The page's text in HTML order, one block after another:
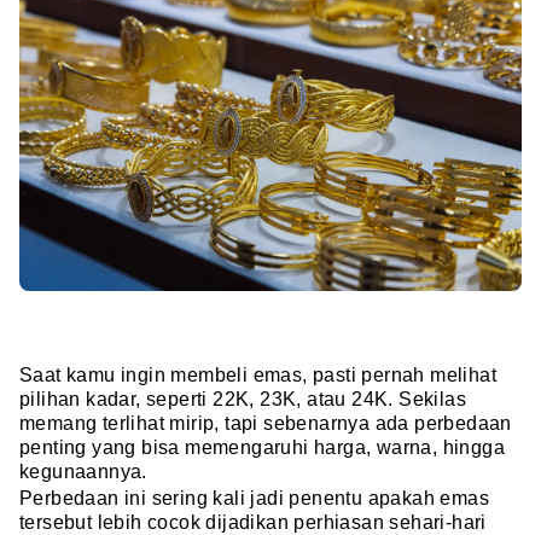
Saat kamu ingin membeli emas, pasti pernah melihat
pilihan kadar, seperti 22K, 23K, atau 24K. Sekilas
memang terlihat mirip, tapi sebenarnya ada perbedaan
penting yang bisa memengaruhi harga, warna, hingga
kegunaannya.
Perbedaan ini sering kali jadi penentu apakah emas
tersebut lebih cocok dijadikan perhiasan sehari-hari